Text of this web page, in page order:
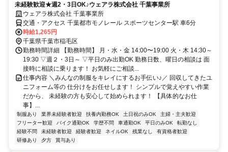
未経験歓迎★週2・3日OK♪ウェアラ株式会社 千葉事業所
ウェアラ株式会社 千葉事業所
交通・アクセス 千葉都市モノレール スポーツセンター駅 車6分
時給1,265円
千葉県千葉市稲毛区
勤務時間詳細 【勤務時間】 月・水・金 14:00〜19:00 火・木 14:30～
19:30 ▽週２・3日～ ▽平日のみ出勤OK 勤務日数、曜日の相談は 面
接時に相談に乗ります！ お気軽にご相談...
仕事内容 ＼みんなの制服をキレイにするお手伝い♪／ 回収してきたユ
ニフォーム等の 仕分けをお任せします！ シンプルで覚えやすい作業
だから、 未経験の方も安心して始められます！ 【具体的なお仕
事】...
制服あり 業界未経験者歓迎 扶養内勤務OK 土日祝のみOK
主婦・主夫歓迎
フリーター歓迎
バイク通勤OK 学歴不問 車通勤OK 平日のみOK
転勤なし
経験不問
未経験者歓迎 経験者歓迎 ネイルOK 残業なし
有資格者歓迎
研修あり
夕方 賞与あり